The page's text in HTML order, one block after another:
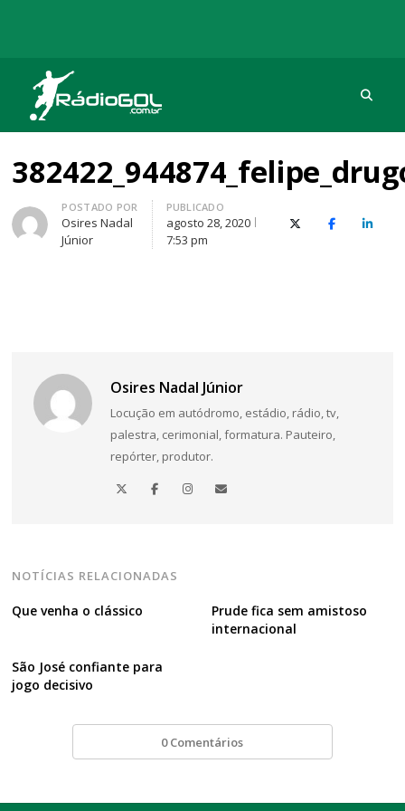
Rádio Gol
Há mais de 20 anos com as melhores coberturas
Autor
POSTADO POR
Osires Nadal
Júnior
PUBLICADO
agosto 28, 2020
7:53 pm
X (Twitter)Facebook
O
Osires Nadal Júnior
Locução em autódromo, estádio, rádio, tv,
palestra, cerimonial, formatura. Pauteiro,
repórter, produtor.
NOTÍCIAS RELACIONADAS
Que venha o clássico
Prude fica sem amistoso
internacional
São José confiante para
jogo decisivo
0 Comentários
Navegação